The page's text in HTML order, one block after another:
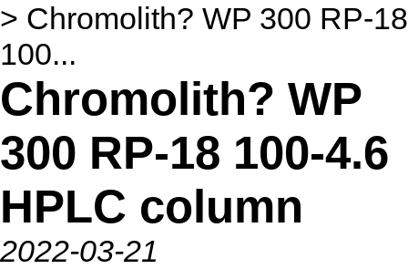
> Chromolith? WP 300 RP-18
100...
Chromolith? WP
300 RP-18 100-4.6
HPLC column
2022-03-21